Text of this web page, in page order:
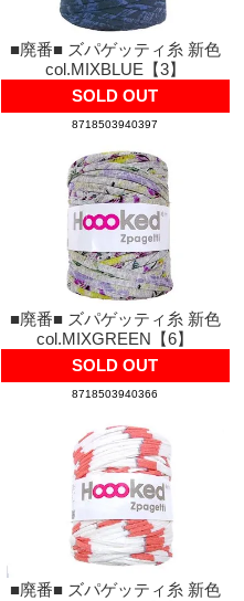
■廃番■ ズパゲッティ糸 新色
col.MIXBLUE【3】
SOLD OUT
8718503940397
■廃番■ ズパゲッティ糸 新色
col.MIXGREEN【6】
SOLD OUT
8718503940366
■廃番■ ズパゲッティ糸 新色